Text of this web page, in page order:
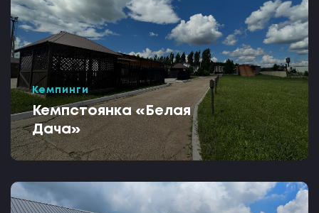
Кемпинги
Кемпстоянка «Белая
Дача»